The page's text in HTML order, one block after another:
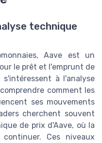
technique
Aave est un
le prêt et l'emprunt de
à l'analyse
comment les
ses mouvements
cherchent souvent
de prix d'Aave, où la
Ces niveaux